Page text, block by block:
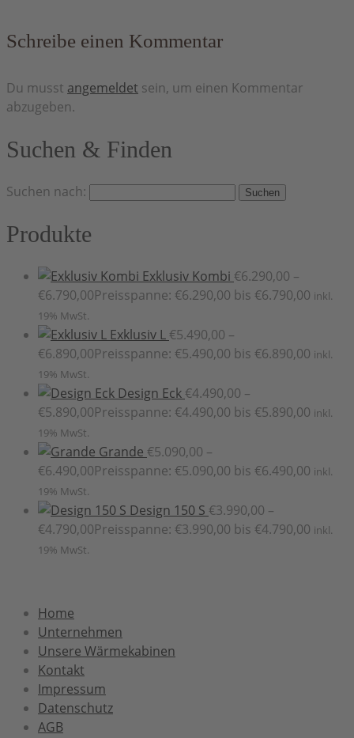
Schreibe einen Kommentar
Du musst angemeldet sein, um einen Kommentar
abzugeben.
Suchen & Finden
Suchen nach:
Produkte
Exklusiv Kombi €6.290,00 –
€6.790,00Preisspanne: €6.290,00 bis €6.790,00 inkl.
19% MwSt.
Exklusiv L €5.490,00 –
€6.890,00Preisspanne: €5.490,00 bis €6.890,00 inkl.
19% MwSt.
Design Eck €4.490,00 –
€5.890,00Preisspanne: €4.490,00 bis €5.890,00 inkl.
19% MwSt.
Grande €5.090,00 –
€6.490,00Preisspanne: €5.090,00 bis €6.490,00 inkl.
19% MwSt.
Design 150 S €3.990,00 –
€4.790,00Preisspanne: €3.990,00 bis €4.790,00 inkl.
19% MwSt.
Home
Unternehmen
Unsere Wärmekabinen
Kontakt
Impressum
Datenschutz
AGB